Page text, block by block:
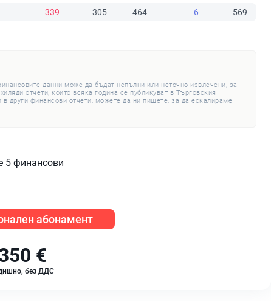
339 305 464 6 569
данни може да бъдат непълни или неточно извлечени, за
отчети, които всяка година се публикуват в Търговския
други финансови отчети, можете да ни пишете, за да ескалираме
5 финансови
абонамент
€
без ДДС